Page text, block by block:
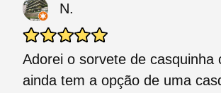
N.
Adorei o sorvete de casquinha
ainda tem a opção de uma